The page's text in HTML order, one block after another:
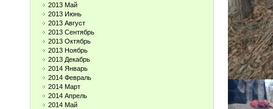
2013 Май
2013 Июнь
2013 Август
2013 Сентябрь
2013 Октябрь
2013 Ноябрь
2013 Декабрь
2014 Январь
2014 Февраль
2014 Март
2014 Апрель
2014 Май